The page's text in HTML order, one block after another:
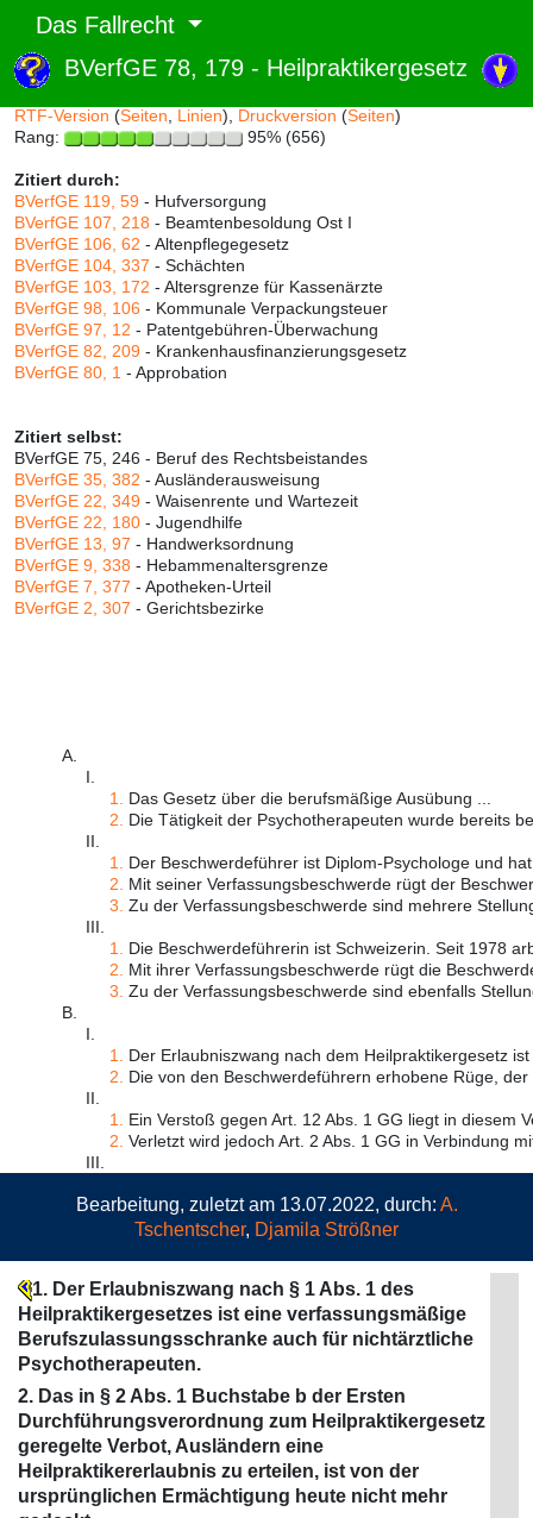
Das Fallrecht
BVerfGE 78, 179 - Heilpraktikergesetz
Abruf und Rang:
RTF-Version (Seiten Linien), Druckversion (Seiten)
Rang:
95% (656)
Zitiert durch:
BVerfGE 119, 59 - Hufversorgung
BVerfGE 107, 218 - Beamtenbesoldung Ost I
BVerfGE 106, 62 - Altenpflegegesetz
BVerfGE 104, 337 - Schächten
BVerfGE 103, 172 - Altersgrenze für Kassenärzte
BVerfGE 98, 106 - Kommunale Verpackungsteuer
BVerfGE 97, 12 - Patentgebühren-Überwachung
BVerfGE 82, 209 - Krankenhausfinanzierungsgesetz
BVerfGE 80, 1 - Approbation
Zitiert selbst:
BVerfGE 75, 246 - Beruf des Rechtsbeistandes
BVerfGE 35, 382 - Ausländerausweisung
BVerfGE 22, 349 - Waisenrente und Wartezeit
BVerfGE 22, 180 - Jugendhilfe
BVerfGE 13, 97 - Handwerksordnung
BVerfGE 9, 338 - Hebammenaltersgrenze
BVerfGE 7, 377 - Apotheken-Urteil
BVerfGE 2, 307 - Gerichtsbezirke
A.
I.
1.
Das Gesetz über die berufsmäßige Ausübung ...
2.
Die Tätigkeit der Psychotherapeuten wurde bereits
II.
1.
Der Beschwerdeführer ist Diplom-Psychologe und
2.
Mit seiner Verfassungsbeschwerde rügt der
3. Zu der Verfassungsbeschwerde sind mehrere
III.
1.
Die Beschwerdeführerin ist Schweizerin. Seit 1978
2.
Mit ihrer Verfassungsbeschwerde rügt die
3. Zu der Verfassungsbeschwerde sind ebenfalls
B.
I.
1.
Der Erlaubniszwang nach dem Heilpraktikergesetz
2.
Die von den Beschwerdeführern erhobene Rüge, der
II.
1.
Ein Verstoß gegen Art. 12 Abs. 1 GG liegt in diesem
2. Verletzt wird jedoch Art. 2 Abs. 1 GG in Verbindung
III.
Bearbeitung, zuletzt am 13.07.2022, durch: A.
Tschentscher, Djamila Strößner
1. Der Erlaubniszwang nach § 1 Abs. 1 des
Heilpraktikergesetzes ist eine verfassungsmäßige
Berufszulassungsschranke auch für nichtärztliche
Psychotherapeuten.
2. Das in § 2 Abs. 1 Buchstabe b der Ersten
Durchführungsverordnung zum Heilpraktikergesetz
geregelte Verbot, Ausländern eine
Heilpraktikererlaubnis zu erteilen, ist von der
ursprünglichen Ermächtigung heute nicht mehr